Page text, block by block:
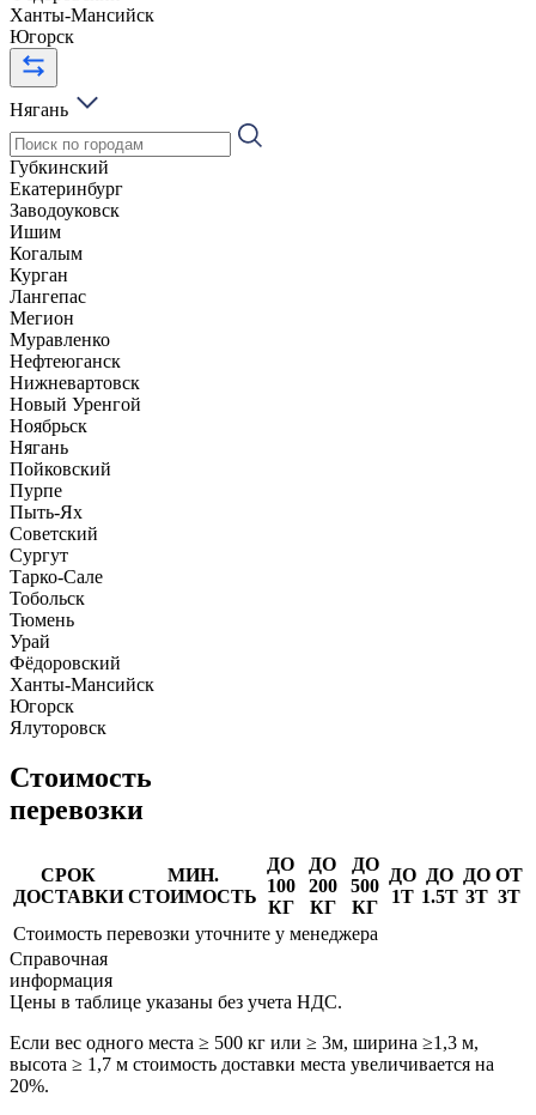
Ханты-Мансийск
Югорск
Нягань
Губкинский
Екатеринбург
Заводоуковск
Ишим
Когалым
Курган
Лангепас
Мегион
Муравленко
Нефтеюганск
Нижневартовск
Новый Уренгой
Ноябрьск
Нягань
Пойковский
Пурпе
Пыть-Ях
Советский
Сургут
Тарко-Сале
Тобольск
Тюмень
Урай
Фёдоровский
Ханты-Мансийск
Югорск
Ялуторовск
Стоимость
перевозки
СРОК
ДОСТАВКИ
МИН.
СТОИМОСТЬ
ДО
100
КГ
ДО
200
КГ
ДО
500
КГ
ДО
1Т
ДО
1.5Т
ДО
3Т
ОТ
3Т
Стоимость перевозки уточните у менеджера
Справочная
информация
Цены в таблице указаны без учета НДС.
Если вес одного места ≥ 500 кг или ≥ 3м, ширина ≥1,3 м,
высота ≥ 1,7 м стоимость доставки места увеличивается на
20%.